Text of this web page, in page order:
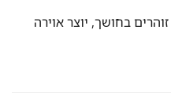
זוהרים בחושך, יוצר אוירה